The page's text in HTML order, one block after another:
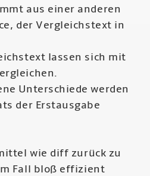
aus einer anderen
der Vergleichstext in
lassen sich mit
Unterschiede werden
der Erstausgabe
wie diff zurück zu
Fall bloß effizient